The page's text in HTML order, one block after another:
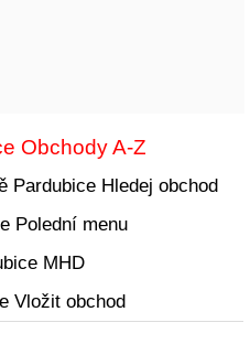
Obchody A-Z
Hledej obchod
Polední menu
MHD
Vložit obchod